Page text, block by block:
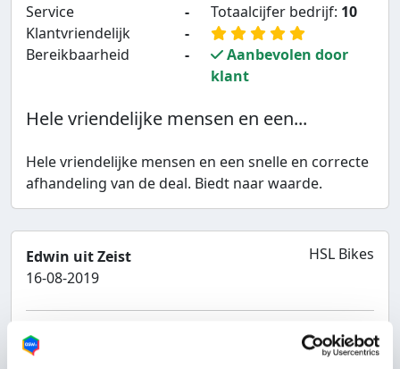
Service
-
Klantvriendelijk
-
Bereikbaarheid
-
Totaalcijfer bedrijf: 10
Aanbevolen door
klant
Hele vriendelijke mensen en een...
Hele vriendelijke mensen en een snelle en correcte
afhandeling van de deal. Biedt naar waarde.
Edwin uit Zeist
16-08-2019
HSL Bikes
Service Totaalcijfer bedrijf:9